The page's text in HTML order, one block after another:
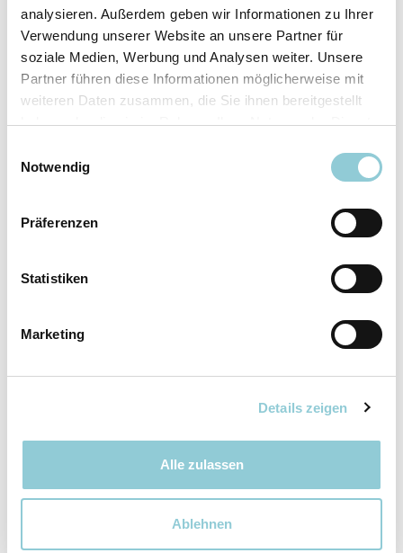
analysieren. Außerdem geben wir Informationen zu Ihrer
Verwendung unserer Website an unsere Partner für
soziale Medien, Werbung und Analysen weiter. Unsere
Partner führen diese Informationen möglicherweise mit
weiteren Daten zusammen, die Sie ihnen bereitgestellt
haben oder die sie im Rahmen Ihrer Nutzung der Dienste
Notwendig
Präferenzen
Statistiken
Marketing
Details zeigen
Alle zulassen
Ablehnen
Ausstattungslinie
N Line
Verfügbar ab
sofort
Fahrzeugkategorie
SUV/​Geländewagen/​
Pickup
110 kW (150 PS)
Ausstattung
Exterieur
Dachreling
Interieur – Komfort
Beheizbares Lenkrad